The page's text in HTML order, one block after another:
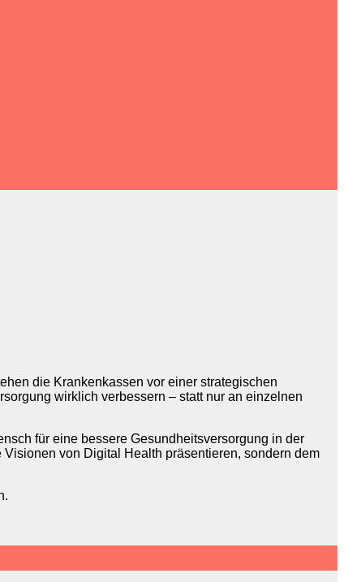
die Krankenkassen vor einer strategischen
wirklich verbessern – statt nur an einzelnen
für eine bessere Gesundheitsversorgung in der
von Digital Health präsentieren, sondern dem